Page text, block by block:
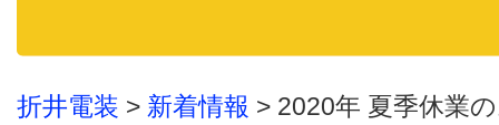
折井電装 > 新着情報 > 2020年 夏季休業